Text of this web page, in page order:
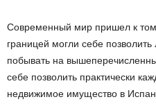
Современный мир пришел к
границей могли себе
побывать на
себе позволить практически
недвижимое имущество в